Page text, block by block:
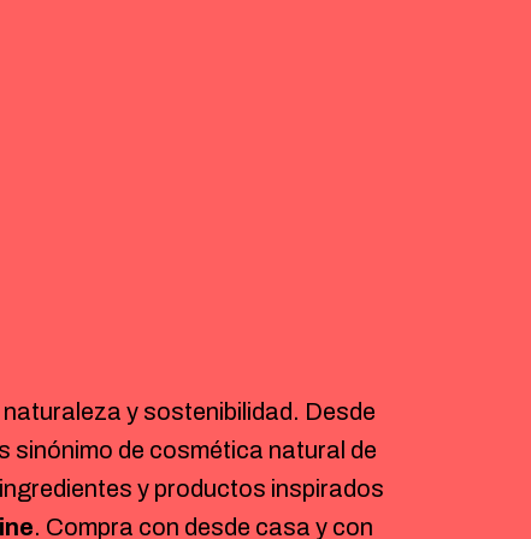
y sostenibilidad. Desde
sinónimo de cosmética natural de
y productos inspirados
. Compra con desde casa y con